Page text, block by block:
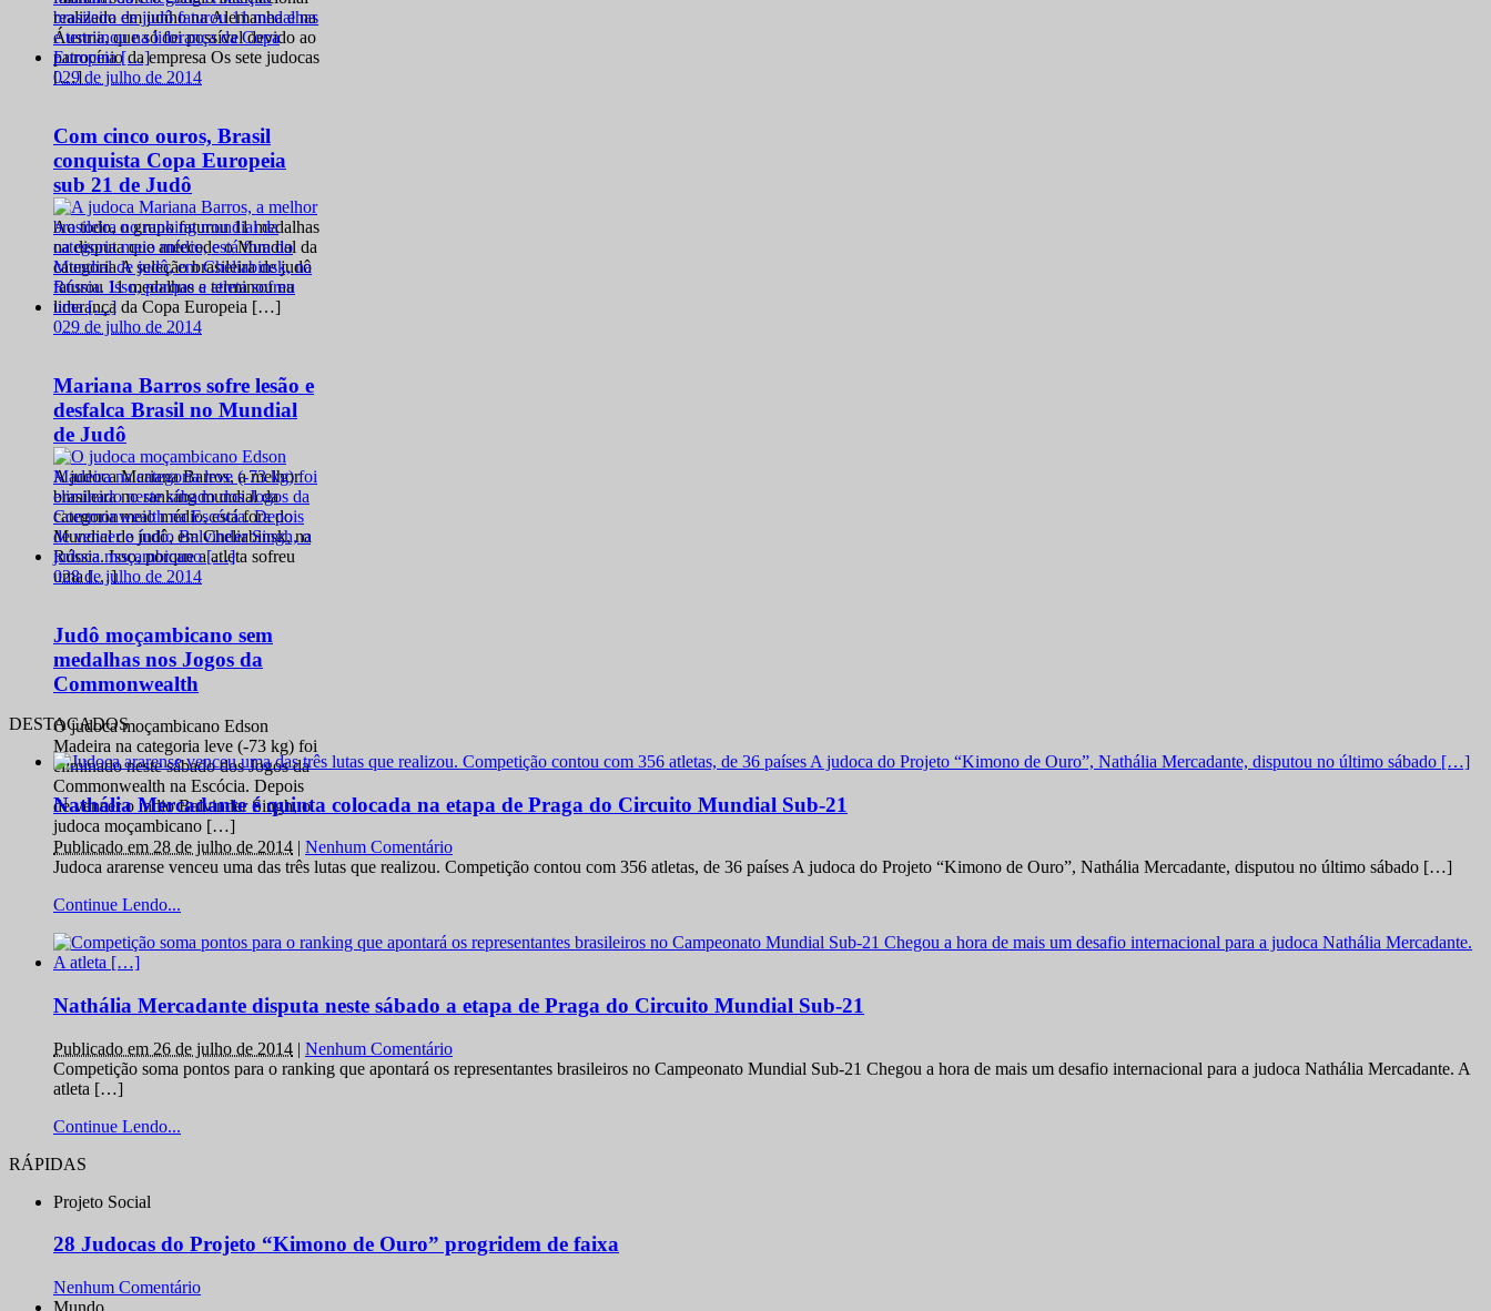
realizado em junho na Alemanha e na
Áustria, que só foi possível devido ao
patrocínio da empresa Os sete judocas
[…]
029 de julho de 2014
Com cinco ouros, Brasil
conquista Copa Europeia
sub 21 de Judô
Ao todo, o grupo faturou 11 medalhas
na disputa que antecede o Mundial da
categoria A seleção brasileira de judô
faturou 11 medalhas e terminou na
liderança da Copa Europeia […]
029 de julho de 2014
Mariana Barros sofre lesão e
desfalca Brasil no Mundial
de Judô
A judoca Mariana Barros, a melhor
brasileira no ranking mundial da
categoria meio médio, está fora do
Mundial de judô, em Cheliabinsk, na
Rússia. Isso, porque a atleta sofreu
uma […]
028 de julho de 2014
Judô moçambicano sem
medalhas nos Jogos da
Commonwealth
O judoca moçambicano Edson
Madeira na categoria leve (-73 kg) foi
eliminado neste sábado dos Jogos da
Commonwealth na Escócia. Depois
de vencer o índio Balvinder Singh, o
judoca moçambicano […]
DESTACADOS
Nathália Mercadante é quinta colocada na etapa de Praga do Circuito Mundial Sub-21
Publicado em 28 de julho de 2014 | Nenhum Comentário
Judoca ararense venceu uma das três lutas que realizou. Competição contou com 356 atletas, de 36 países A judoca do Projeto “Kimono de Ouro”, Nathália Mercadante, disputou no último sábado […]
Continue Lendo...
Nathália Mercadante disputa neste sábado a etapa de Praga do Circuito Mundial Sub-21
Publicado em 26 de julho de 2014 | Nenhum Comentário
Competição soma pontos para o ranking que apontará os representantes brasileiros no Campeonato Mundial Sub-21 Chegou a hora de mais um desafio internacional para a judoca Nathália Mercadante. A
atleta […]
Continue Lendo...
RÁPIDAS
Projeto Social
28 Judocas do Projeto “Kimono de Ouro” progridem de faixa
Nenhum Comentário
Mundo